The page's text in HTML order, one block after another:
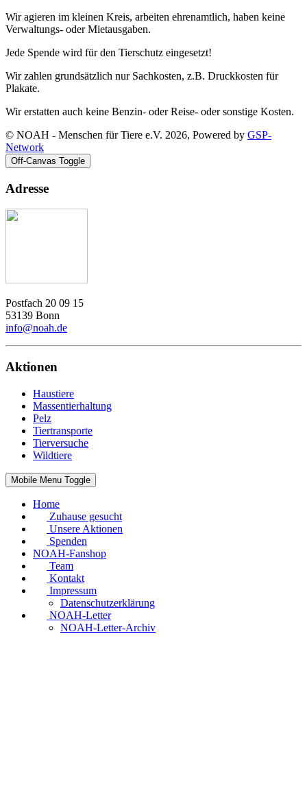
Wir agieren im kleinen Kreis, arbeiten ehrenamtlich, haben keine
Verwaltungs- oder Mietausgaben.
Jede Spende wird für den Tierschutz eingesetzt!
Wir zahlen grundsätzlich nur Sachkosten, z.B. Druckkosten für
Plakate.
Wir erstatten auch keine Benzin- oder Reise- oder sonstige Kosten.
© NOAH - Menschen für Tiere e.V. 2026, Powered by GSP-
Network
Off-Canvas Toggle
Adresse
Postfach 20 09 15
53139 Bonn
info@noah.de
Aktionen
Haustiere
Massentierhaltung
Pelz
Tiertransporte
Tierversuche
Wildtiere
Mobile Menu Toggle
Home
Zuhause gesucht
Unsere Aktionen
Spenden
NOAH-Fanshop
Team
Kontakt
Impressum
Datenschutzerklärung
NOAH-Letter
NOAH-Letter-Archiv